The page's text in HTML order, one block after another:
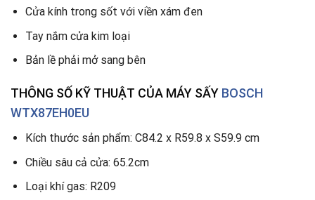
Cửa kính trong sốt với viền xám đen
Tay nắm cửa kim loại
Bản lề phải mở sang bên
THÔNG SỐ KỸ THUẬT CỦA MÁY SẤY BOSCH
WTX87EH0EU
Kích thước sản phẩm: C84.2 x R59.8 x S59.9 cm
Chiều sâu cả cửa: 65.2cm
Loại khí gas: R209